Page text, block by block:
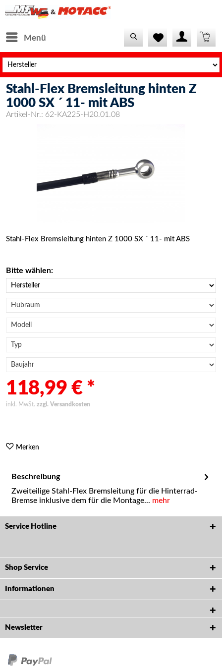
Menü
Stahl-Flex Bremsleitung hinten Z
1000 SX ´ 11- mit ABS
Artikel-Nr.: 62-KA225-H20.01.08
Stahl-Flex Bremsleitung hinten Z 1000 SX ´ 11- mit ABS
Bitte wählen:
118,99 € *
inkl. MwSt. zzgl. Versandkosten
Merken
Beschreibung
Zweiteilige Stahl-Flex Bremsleitung für die Hinterrad-
Bremse inklusive dem für die Montage... mehr
Service Hotline
Shop Service
Informationen
Newsletter